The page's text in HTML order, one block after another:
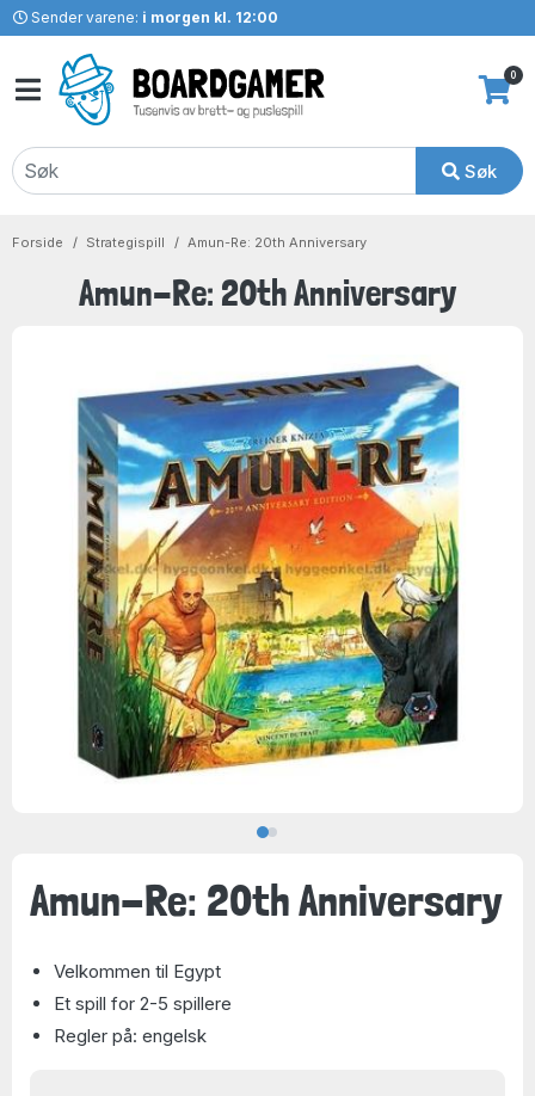
Sender varene: i morgen kl. 12:00
Søk
0
Forside Strategispill Amun-Re: 20th Anniversary
Amun-Re: 20th Anniversary
Amun-Re: 20th Anniversary
Velkommen til Egypt
Et spill for 2-5 spillere
Regler på: engelsk